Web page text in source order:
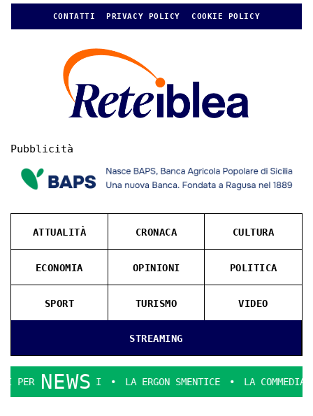
CONTATTI PRIVACY POLICY COOKIE POLICY
Pubblicità
STREAMING
ATTUALITÀ CRONACA CULTURA
ECONOMIA OPINIONI POLITICA
SPORT TURISMO VIDEO
NEWS
LA ERGON SMENTICE LA COMMEDIA DELL’ARTE